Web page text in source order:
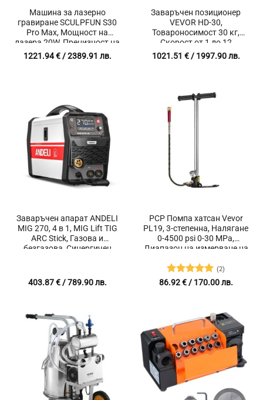
Машина за лазерно
гравиране SCULPFUN S30
Pro Max, Мощност на
лазера 20W, Прецизност на
гравиране до 0.005 мм,
Работна зона 410×400 мм
1221.94€/ 2389.91 лв.
Заваръчен позиционер
VEVOR HD-30,
Товароносимост 30 кг,
Скорост от 1 до 12
оборота в минута, Педал
за управление на
1021.51 €/ 1997.90 лв.
Заваръчен апарат ANDELI
MIG 270, 4 в 1, MIG Lift TIG
ARC Stick, Газова и
безгазова, Синергичен
403.87€/ 789.90 лв.
PCP Помпа хатсан Vevor
PL19, 3-степенна, Налягане
0-4500 psi 0-30 MPa,
Диапазон на измерване на
MPa
Оценено с
(2)
86.92€/ 170.00 лв.